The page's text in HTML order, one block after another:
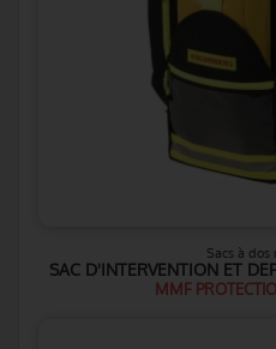
Sacs à
SAC D'INTERVENTION ET
MMF